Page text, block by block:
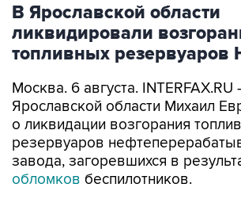
В Ярославской области
ликвидировали
топливных резервуаров
Москва. 6 августа. INTERFAX.RU
Ярославской области Михаил
о ликвидации возгорания
резервуаров
завода, загоревшихся в
обломков беспилотников.